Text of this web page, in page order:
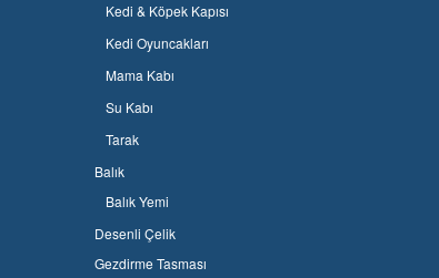
Kedi & Köpek Kapısı
Kedi Oyuncakları
Mama Kabı
Su Kabı
Tarak
Balık
Balık Yemi
Desenli Çelik
Gezdirme Tasması